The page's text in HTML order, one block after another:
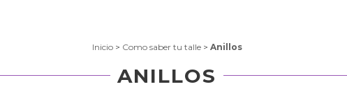
Inicio > Como saber tu talle > Anillos
ANILLOS